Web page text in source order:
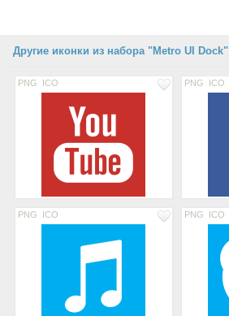
Другие иконки из набора "Metro UI Dock"
PNG ICO PNG ICO
PNG ICO PNG ICO